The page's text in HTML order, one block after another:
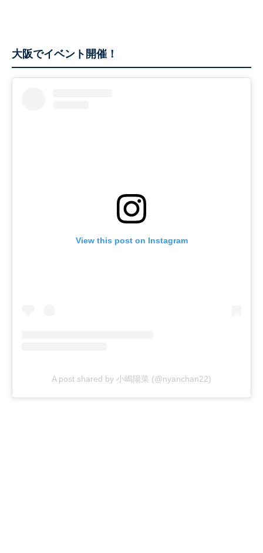
大阪でイベント開催！
View this post on Instagram
A post shared by 小嶋陽菜 (@nyanchan22)